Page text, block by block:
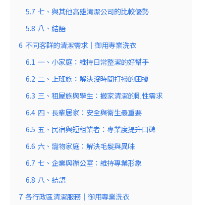
5.7 七、與其他高雄清潔公司的比較優勢
5.8 八、結語
6 不同客群的清潔需求｜御用專業洗衣
6.1 一、小家庭：維持日常整潔的好幫手
6.2 二、上班族：解決沒時間打掃的困擾
6.3 三、租屋族與學生：搬家清潔的剛性需求
6.4 四、長輩居家：安全與衛生最重要
6.5 五、民宿與短租業者：專業度提升口碑
6.6 六、寵物家庭：解決毛髮與異味
6.7 七、企業與辦公室：維持專業形象
6.8 八、結語
7 各行政區清潔服務｜御用專業洗衣